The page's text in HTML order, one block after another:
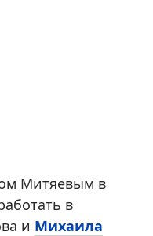
Митяевым в
в
и Михаила